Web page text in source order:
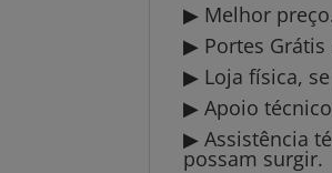
▶ Melhor
▶ Portes Grátis
▶ Loja física,
▶ Apoio
▶ Assistência
possam surgir.